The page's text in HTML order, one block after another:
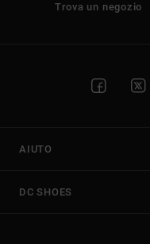
Trova un negozio
AIUTO
DC SHOES